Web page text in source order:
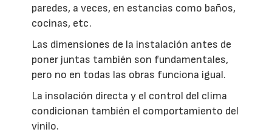
paredes, a veces, en estancias como baños,
cocinas, etc.
Las dimensiones de la instalación antes de
poner juntas también son fundamentales,
pero no en todas las obras funciona igual.
La insolación directa y el control del clima
condicionan también el comportamiento del
vinilo.